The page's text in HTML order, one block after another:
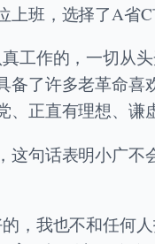
上班，选择了A省C
工作的，一切从
备了许多老革命喜
、正直有理想、谦
这句话表明小广不
，我也不和任何